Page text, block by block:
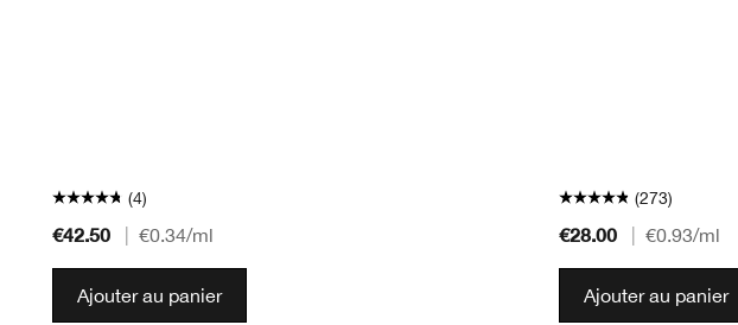
(4)
€42.50 €0.34/ml
Ajouter au panier
(273)
€28.00 €0.93/ml
Ajouter au panier